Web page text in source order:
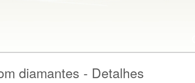
diamantes - Detalhes